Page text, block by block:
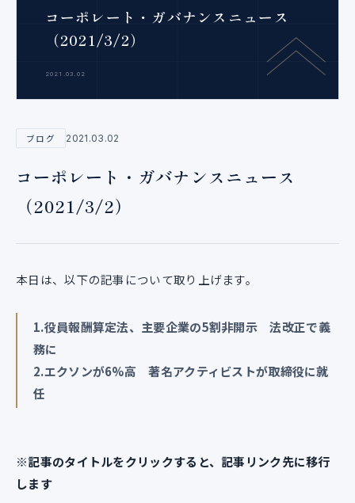
コーポレート・ガバナンスニュース
（2021/3/2）
2021.03.02
ブログ 2021.03.02
コーポレート・ガバナンスニュース
（2021/3/2）
本日は、以下の記事について取り上げます。
1.役員報酬算定法、主要企業の5割非開示 法改正で義
務に
2.エクソンが6%高 著名アクティビストが取締役に就
任
※記事のタイトルをクリックすると、記事リンク先に移行
します